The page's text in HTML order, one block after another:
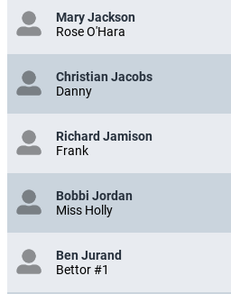
Mary Jackson
Rose O'Hara
Christian Jacobs
Danny
Richard Jamison
Frank
Bobbi Jordan
Miss Holly
Ben Jurand
Bettor #1